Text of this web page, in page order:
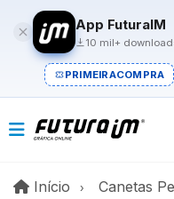
App FuturaIM
10 mil+
PRIMEIRACOMPRA
Início InícioCanetas